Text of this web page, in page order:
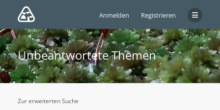
Anmelden Registrieren
Unbeantwortete Themen
Zur erweiterten Suche